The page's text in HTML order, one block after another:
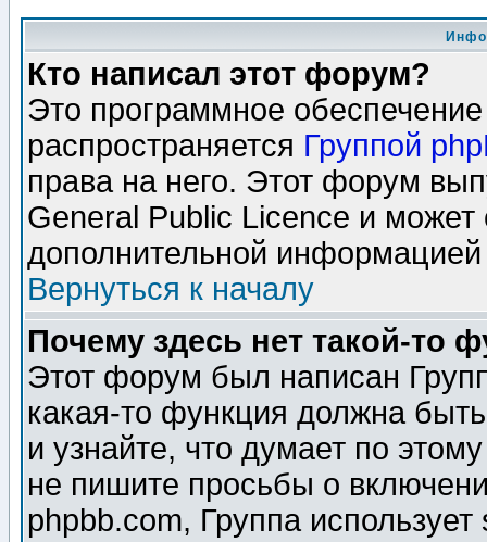
Кто написал этот форум?
Это программное
распространяется Группой
права на него. Этот форум
General Public Licence и может
дополнительной
Вернуться к началу
Почему здесь нет такой-то
Этот форум был написан
какая-то функция должна
и узнайте, что думает по
не пишите просьбы о
phpbb.com, Группа